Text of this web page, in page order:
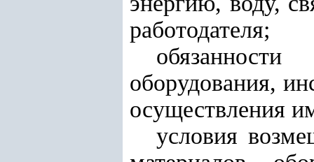
работодателя;
оборудования,
осуществления
условия